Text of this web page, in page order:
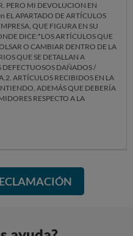
PERO MI DEVOLUCION EN
EL APARTADO DE ARTÍCULOS
QUE FIGURA EN SU
DICE:*LOS ARTÍCULOS QUE
O CAMBIAR DENTRO DE LA
QUE SE DETALLAN A
DAÑADOS /
ARTÍCULOS RECIBIDOS EN LA
ADEMÁS QUE DEBERÍA
RESPECTO A LA